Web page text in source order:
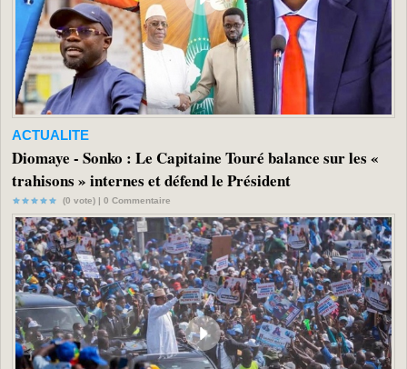
ACTUALITE
Diomaye - Sonko : Le Capitaine Touré balance sur les «
trahisons » internes et défend le Président
(0 vote) | 0 Commentaire